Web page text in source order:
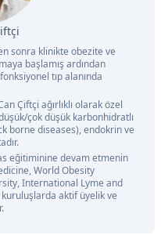
sonra klinikte obezite ve
başlamış ardından
tıp alanında
Çiftçi ağırlıklı olarak özel
çok düşük karbonhidratlı
borne diseases), endokrin ve
eğitiminine devam etmenin
World Obesity
International Lyme and
aktif üyelik ve